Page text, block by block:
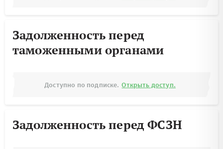
Задолженность перед
таможенными органами
Доступно по подписке. Открыть доступ.
Задолженность перед ФСЗН